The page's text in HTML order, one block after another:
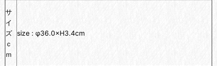
サ
イ
ズ
ｃ
ｍ
size : φ36.0×H3.4cm